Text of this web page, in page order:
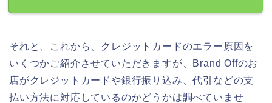
それと、これから、クレジットカードのエラー原因を
いくつかご紹介させていただきますが、Brand Offのお
店がクレジットカードや銀行振り込み、代引などの支
払い方法に対応しているのかどうかは調べていませ